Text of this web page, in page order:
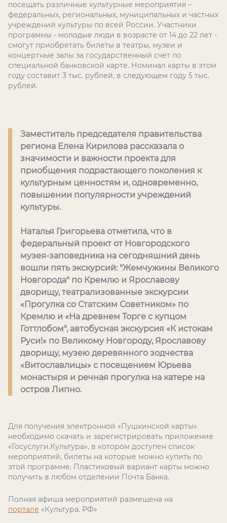
посещать различные культурные мероприятия –
федеральных, региональных, муниципальных и частных
учреждений культуры по всей России. Участники
программы - молодые люди в возрасте от 14 до 22 лет -
смогут приобретать билеты в театры, музеи и
концертные залы за государственный счет по
специальной банковской карте. Номинал карты в этом
году составит 3 тыс. рублей, в следующем году 5 тыс.
рублей.
Заместитель председателя правительства
региона Елена Кирилова рассказала о
значимости и важности проекта для
приобщения подрастающего поколения к
культурным ценностям и, одновременно,
повышении популярности учреждений
культуры.
Наталья Григорьева отметила, что в
федеральный проект от Новгородского
музея-заповедника на сегодняшний день
вошли пять экскурсий: "Жемчужины Великого
Новгорода" по Кремлю и Ярославову
дворищу, театрализованные экскурсии
«Прогулка со Статским Советником» по
Кремлю и «На древнем Торге с купцом
Готтлобом", автобусная экскурсия «К истокам
Руси!» по Великому Новгороду, Ярославову
дворищу, музею деревянного зодчества
«Витославлицы» с посещением Юрьева
монастыря и речная прогулка на катере на
остров Липно.
Для получения электронной «Пушкинской карты»
необходимо скачать и зарегистрировать приложение
«Госуслуги.Культура», в котором доступен список
мероприятий, билеты на которые можно купить по
этой программе. Пластиковый вариант карты можно
получить в любом отделении Почта Банка.
Полная афиша мероприятий размещена на
портале «Культура. РФ»